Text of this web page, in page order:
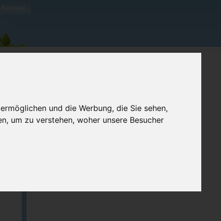
und die Werbung, die Sie sehen,
um zu verstehen, woher unsere Besucher